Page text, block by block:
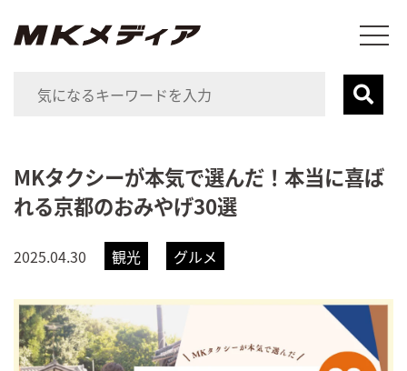
MKタクシーが本気で選んだ！本当に喜ば
れる京都のおみやげ30選
2025.04.30 観光 グルメ